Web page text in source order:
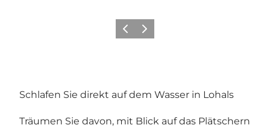
ZurückWeiter
Schlafen Sie direkt auf dem Wasser in Lohals
Träumen Sie davon, mit Blick auf das Plätschern